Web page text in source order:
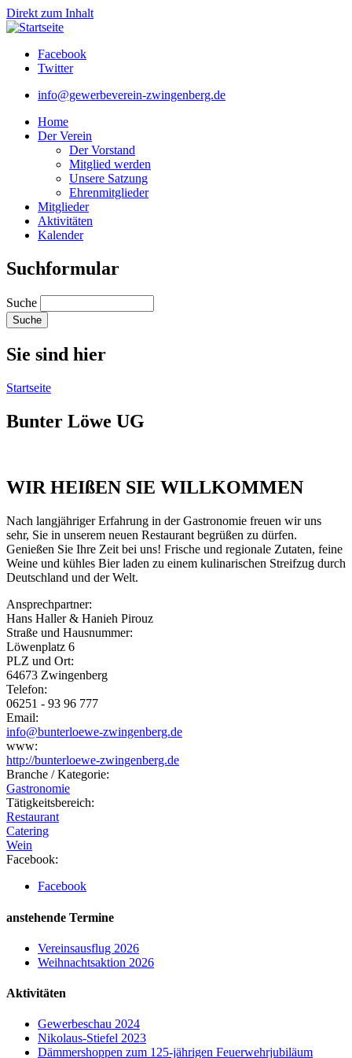
Direkt zum Inhalt
Facebook
Twitter
info@gewerbeverein-zwingenberg.de
Home
Der Verein
Der Vorstand
Mitglied werden
Unsere Satzung
Ehrenmitglieder
Mitglieder
Aktivitäten
Kalender
Suchformular
Suche
Sie sind hier
Startseite
Bunter Löwe UG
WIR HEIßEN SIE WILLKOMMEN
Nach langjähriger Erfahrung in der Gastronomie freuen wir uns
sehr, Sie in unserem neuen Restaurant begrüßen zu dürfen.
Genießen Sie Ihre Zeit bei uns! Frische und regionale Zutaten, feine
Weine und kühles Bier laden zu einem kulinarischen Streifzug durch
Deutschland und der Welt.
Ansprechpartner:
Hans Haller & Hanieh Pirouz
Straße und Hausnummer:
Löwenplatz 6
PLZ und Ort:
64673 Zwingenberg
Telefon:
06251 - 93 96 777
Email:
info@bunterloewe-zwingenberg.de
www:
http://bunterloewe-zwingenberg.de
Branche / Kategorie:
Gastronomie
Tätigkeitsbereich:
Restaurant
Catering
Wein
Facebook:
Facebook
anstehende Termine
Vereinsausflug 2026
Weihnachtsaktion 2026
Aktivitäten
Gewerbeschau 2024
Nikolaus-Stiefel 2023
Dämmershoppen zum 125-jährigen Feuerwehrjubiläum